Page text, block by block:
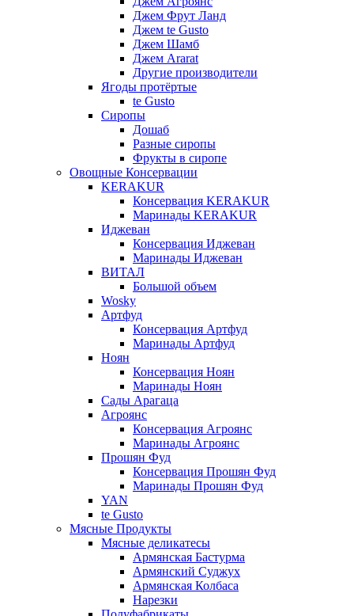
Джем Фрут Ланд
Джем te Gusto
Джем Шамб
Джем Ararat
Другие производители
Ягоды протёртые
te Gusto
Сиропы
Дошаб
Разные сиропы
Фрукты в сиропе
Овощные Консервации
KERAKUR
Консервация KERAKUR
Маринады KERAKUR
Иджеван
Консервация Иджеван
Маринады Иджеван
ВИТАЛ
Большой объем
Wosky
Артфуд
Консервация Артфуд
Маринады Артфуд
Ноян
Консервация Ноян
Маринады Ноян
Сады Арагаца
Агроянс
Консервация Агроянс
Маринады Агроянс
Прошян Фуд
Консервация Прошян Фуд
Маринады Прошян Фуд
YAN
te Gusto
Мясные Продукты
Мясные деликатесы
Армянская Бастурма
Армянский Суджух
Армянская Колбаса
Нарезки